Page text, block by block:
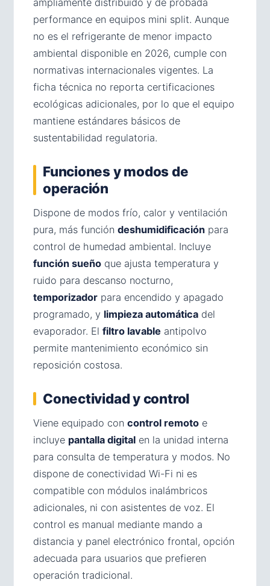
performance en equipos mini split. Aunque
no es el refrigerante de menor impacto
ambiental disponible en 2026, cumple con
normativas internacionales vigentes. La
ficha técnica no reporta certificaciones
ecológicas adicionales, por lo que el equipo
mantiene estándares básicos de
sustentabilidad regulatoria.
Funciones y modos de
operación
Dispone de modos frío, calor y ventilación
pura, más función deshumidificación para
control de humedad ambiental. Incluye
función sueño que ajusta temperatura y
ruido para descanso nocturno,
temporizador para encendido y apagado
programado, y limpieza automática del
evaporador. El filtro lavable antipolvo
permite mantenimiento económico sin
reposición costosa.
Conectividad y control
Viene equipado con control remoto e
incluye pantalla digital en la unidad interna
para consulta de temperatura y modos. No
dispone de conectividad Wi-Fi ni es
compatible con módulos inalámbricos
adicionales, ni con asistentes de voz. El
control es manual mediante mando a
distancia y panel electrónico frontal, opción
adecuada para usuarios que prefieren
operación tradicional.